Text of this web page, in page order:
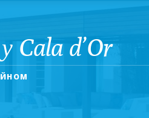
Cala d’Or